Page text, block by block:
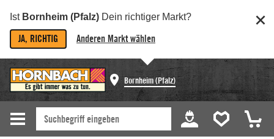
Ist Bornheim (Pfalz) Dein richtiger Markt?
JA, RICHTIG Anderen Markt wählen
Bornheim (Pfalz)